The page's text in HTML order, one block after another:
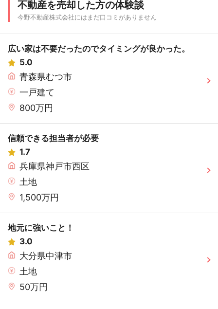
不動産を売却した方の体験談
今野不動産株式会社にはまだ口コミがありません
広い家は不要だったのでタイミングが良かった。
5.0
青森県むつ市
一戸建て
800万円
信頼できる担当者が必要
1.7
兵庫県神戸市西区
土地
1,500万円
地元に強いこと！
3.0
大分県中津市
土地
50万円